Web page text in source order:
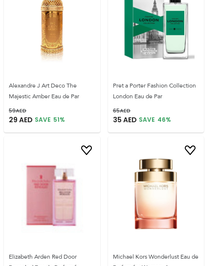
Alexandre J Art Deco The
Majestic Amber Eau de Par
59AED
29 AED SAVE 51%
Pret a Porter Fashion Collection
London Eau de Par
65AED
35 AED SAVE 46%
Elizabeth Arden Red Door
Michael Kors Wonderlust Eau de